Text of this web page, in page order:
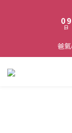
09
8
7
6
日
爸